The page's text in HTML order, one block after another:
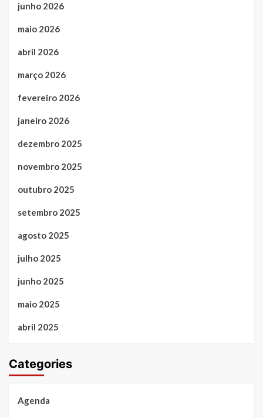
junho 2026
maio 2026
abril 2026
março 2026
fevereiro 2026
janeiro 2026
dezembro 2025
novembro 2025
outubro 2025
setembro 2025
agosto 2025
julho 2025
junho 2025
maio 2025
abril 2025
Categories
Agenda